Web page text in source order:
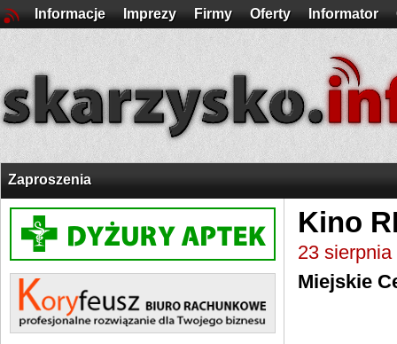
Informacje Imprezy Firmy Oferty Informator
Zaproszenia
Kino
23 sierpnia
Miejskie